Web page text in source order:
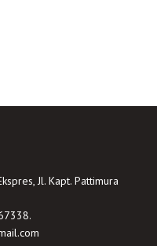
Jl. Kapt. Pattimura